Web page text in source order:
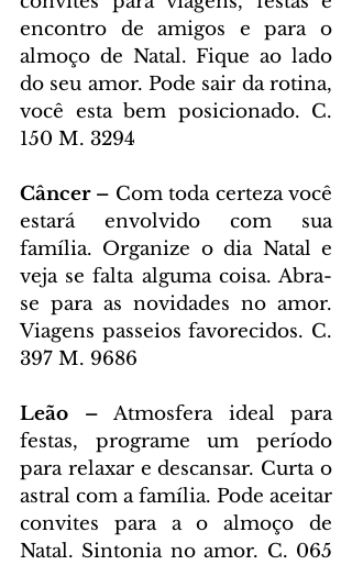
encontro de amigos e para o
almoço de Natal. Fique ao lado
do seu amor. Pode sair da rotina,
você esta bem posicionado. C.
150 M. 3294
Câncer – Com toda certeza você
estará envolvido com sua
família. Organize o dia Natal e
veja se falta alguma coisa. Abra-
se para as novidades no amor.
Viagens passeios favorecidos. C.
397 M. 9686
Leão – Atmosfera ideal para
festas, programe um período
para relaxar e descansar. Curta o
astral com a família. Pode aceitar
convites para a o almoço de
Natal. Sintonia no amor. C. 065